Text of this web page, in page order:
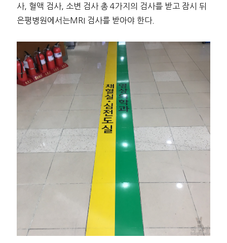
사, 혈액 검사, 소변 검사 총 4가지의 검사를 받고 잠시 뒤
은평병원에서는MRI 검사를 받아야 한다.